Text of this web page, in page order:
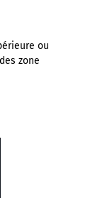
ou
zone